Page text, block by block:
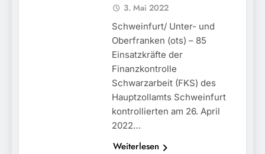
3. Mai 2022
Schweinfurt/ Unter- und
Oberfranken (ots) – 85
Einsatzkräfte der
Finanzkontrolle
Schwarzarbeit (FKS) des
Hauptzollamts Schweinfurt
kontrollierten am 26. April
2022…
Weiterlesen